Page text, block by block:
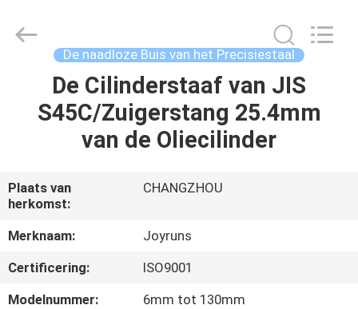
PRODUCTEN
ONGEVEER
DE
V.S.
FABRIEKSREIS
Joyruns
Steel
De naadloze Buis van het Precisiestaal
De Cilinderstaaf van JIS
S45C/Zuigerstang 25.4mm
van de Oliecilinder
Plaats van
herkomst:
CHANGZHOU
Merknaam:
Joyruns
Certificering:
ISO9001
Modelnummer:
6mm tot 130mm